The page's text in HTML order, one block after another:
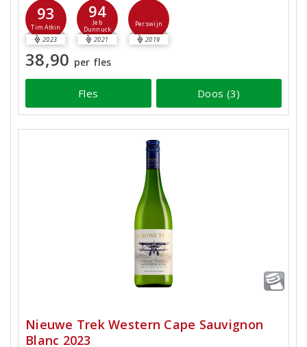
93
Tim Atkin
2023
94
Jeb
Dunnuck
2021
Perswijn
2019
38,90 per fles
Fles Doos (3)
Nieuwe Trek Western Cape Sauvignon
Blanc 2023